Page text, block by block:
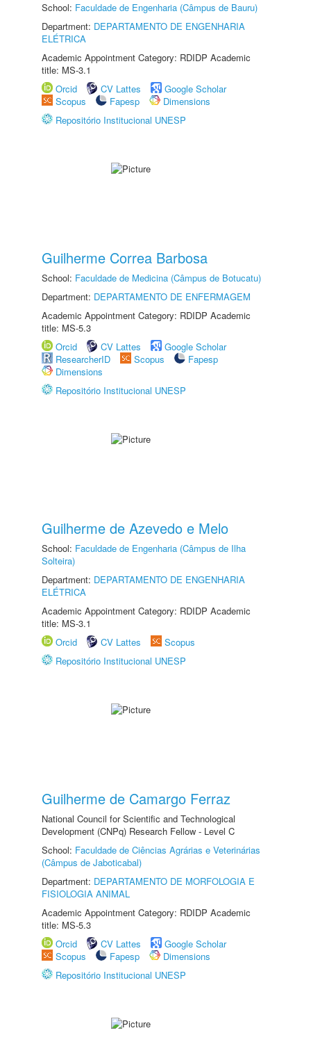
School: Faculdade de Engenharia (Câmpus de Bauru)
Department: DEPARTAMENTO DE ENGENHARIA
ELÉTRICA
Academic Appointment Category: RDIDP Academic
title: MS-3.1
Orcid
CV Lattes
Google Scholar
Scopus
Fapesp
Dimensions
Repositório Institucional UNESP
Guilherme Correa Barbosa
School: Faculdade de Medicina (Câmpus de Botucatu)
Department: DEPARTAMENTO DE ENFERMAGEM
Academic Appointment Category: RDIDP Academic
title: MS-5.3
Orcid
CV Lattes
Google Scholar
ResearcherID
Scopus
Fapesp
Dimensions
Repositório Institucional UNESP
Guilherme de Azevedo e Melo
School: Faculdade de Engenharia (Câmpus de Ilha
Solteira)
Department: DEPARTAMENTO DE ENGENHARIA
ELÉTRICA
Academic Appointment Category: RDIDP Academic
title: MS-3.1
Orcid
CV Lattes
Scopus
Repositório Institucional UNESP
Guilherme de Camargo Ferraz
National Council for Scientific and Technological
Development (CNPq) Research Fellow - Level C
School: Faculdade de Ciências Agrárias e Veterinárias
(Câmpus de Jaboticabal)
Department: DEPARTAMENTO DE MORFOLOGIA E
FISIOLOGIA ANIMAL
Academic Appointment Category: RDIDP Academic
title: MS-5.3
Orcid
CV Lattes
Google Scholar
Scopus
Fapesp
Dimensions
Repositório Institucional UNESP